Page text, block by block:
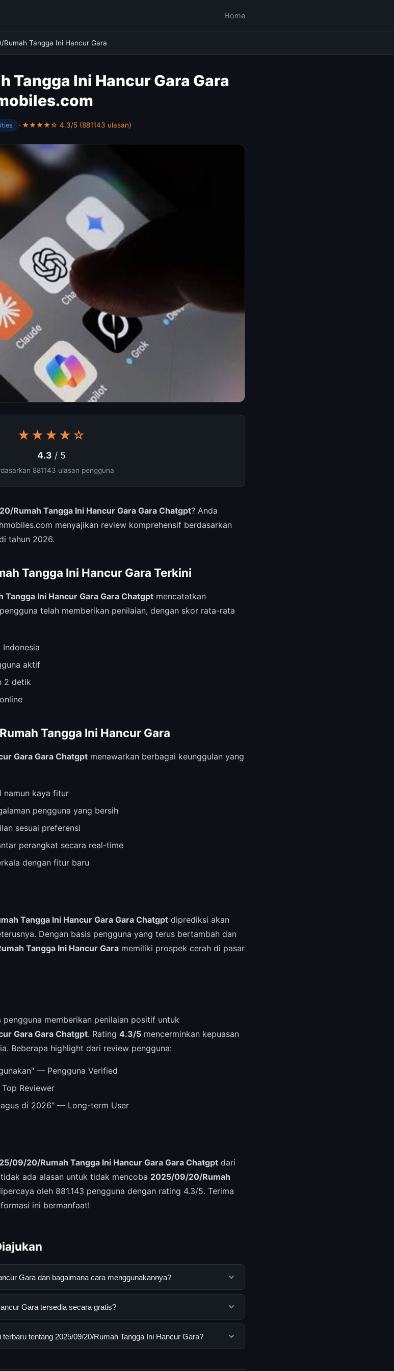
Home
Tangga Ini Hancur Gara
Ini Hancur Gara Gara
•★★★★☆ 4.3/5 (881143 ulasan)
★★★★☆
4.3 / 5
881143 ulasan pengguna
Rumah Tangga Ini Hancur Gara Gara Chatgpt? Anda
menyajikan review komprehensif berdasarkan
tahun 2026.
Tangga Ini Hancur Gara Terkini
Ini Hancur Gara Gara Chatgpt mencatatkan
telah memberikan penilaian, dengan skor rata-rata
aktif
2 detik
Tangga Ini Hancur Gara
Gara Gara Chatgpt menawarkan berbagai keunggulan yang
kaya fitur
pengguna yang bersih
sesuai preferensi
perangkat secara real-time
dengan fitur baru
Tangga Ini Hancur Gara Gara Chatgpt diprediksi akan
Dengan basis pengguna yang terus bertambah dan
Tangga Ini Hancur Gara memiliki prospek cerah di pasar
pengguna memberikan penilaian positif untuk
Gara Gara Chatgpt. Rating 4.3/5 mencerminkan kepuasan
Beberapa highlight dari review pengguna:
— Pengguna Verified
Reviewer
di 2026" — Long-term User
09/20/Rumah Tangga Ini Hancur Gara Gara Chatgpt dari
ada alasan untuk tidak mencoba 2025/09/20/Rumah
oleh 881.143 pengguna dengan rating 4.3/5. Terima
ini bermanfaat!
Gara dan bagaimana cara menggunakannya?
adalah layanan digital yang dirancang untuk membantu
yang tersedia.
Gara tersedia secara gratis?
Gara dapat diakses secara gratis oleh semua pengguna. Tidak
tentang 2025/09/20/Rumah Tangga Ini Hancur Gara?